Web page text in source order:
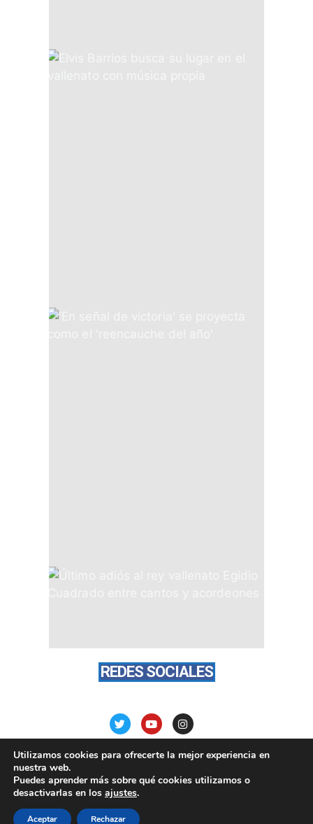
REDES SOCIALES
2015 - 2026
Utilizamos cookies para ofrecerte la mejor experiencia en
nuestra web.
Puedes aprender más sobre qué cookies utilizamos o
desactivarlas en los ajustes.
Aceptar Rechazar